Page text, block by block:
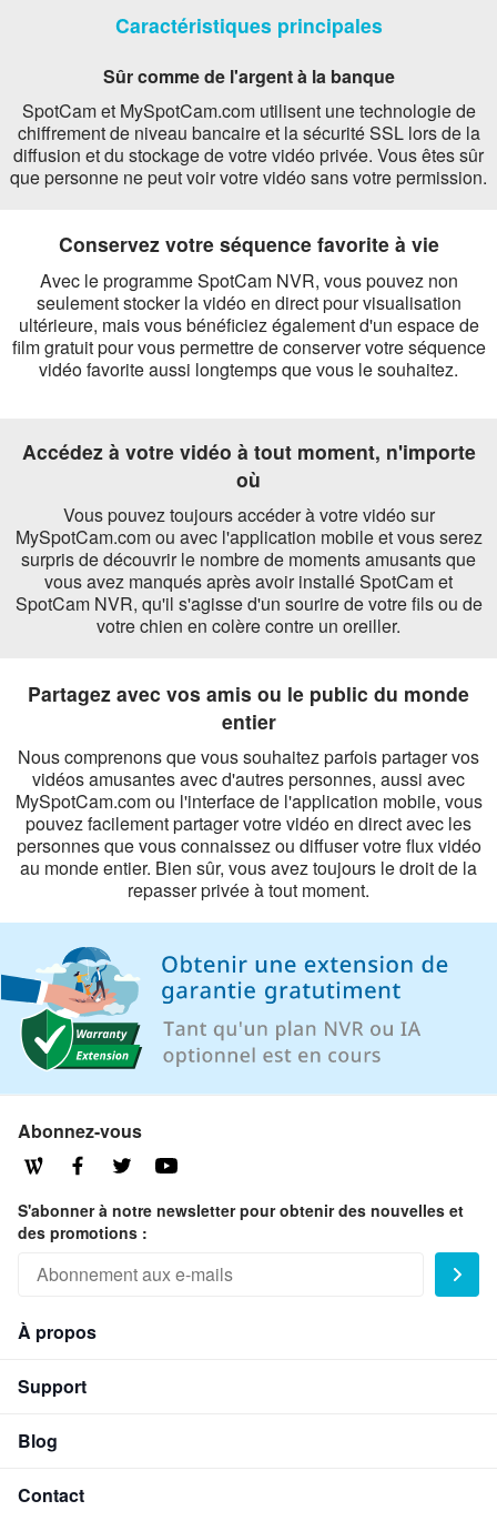
Caractéristiques principales
Sûr comme de l'argent à la banque
SpotCam et MySpotCam.com utilisent une technologie de
chiffrement de niveau bancaire et la sécurité SSL lors de la
diffusion et du stockage de votre vidéo privée. Vous êtes sûr
que personne ne peut voir votre vidéo sans votre permission.
Conservez votre séquence favorite à vie
Avec le programme SpotCam NVR, vous pouvez non
seulement stocker la vidéo en direct pour visualisation
ultérieure, mais vous bénéficiez également d'un espace de
film gratuit pour vous permettre de conserver votre séquence
vidéo favorite aussi longtemps que vous le souhaitez.
Accédez à votre vidéo à tout moment, n'importe
où
Vous pouvez toujours accéder à votre vidéo sur
MySpotCam.com ou avec l'application mobile et vous serez
surpris de découvrir le nombre de moments amusants que
vous avez manqués après avoir installé SpotCam et
SpotCam NVR, qu'il s'agisse d'un sourire de votre fils ou de
votre chien en colère contre un oreiller.
Partagez avec vos amis ou le public du monde
entier
Nous comprenons que vous souhaitez parfois partager vos
vidéos amusantes avec d'autres personnes, aussi avec
MySpotCam.com ou l'interface de l'application mobile, vous
pouvez facilement partager votre vidéo en direct avec les
personnes que vous connaissez ou diffuser votre flux vidéo
au monde entier. Bien sûr, vous avez toujours le droit de la
repasser privée à tout moment.
Abonnez-vous
S'abonner à notre newsletter pour obtenir des nouvelles et
des promotions :
À propos
Support
Blog
Contact